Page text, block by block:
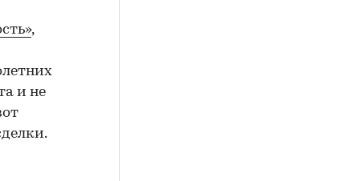
,
и не